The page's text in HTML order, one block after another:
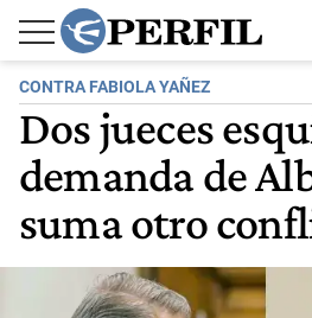
CONTRA FABIOLA YAÑEZ
Dos jueces
demanda de
suma otro